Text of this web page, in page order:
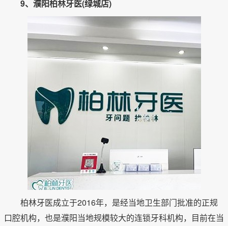
9、濮阳柏林牙医(绿城店)
柏林牙医成立于2016年，是经当地卫生部门批准的正规
口腔机构，也是濮阳当地规模较大的连锁牙科机构，目前在当